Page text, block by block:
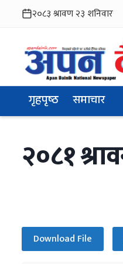
गृहपृष्ठ समाचार
२०८१
Download File